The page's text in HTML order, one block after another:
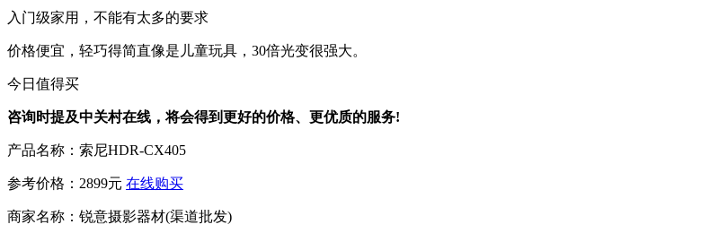
入门级家用，不能有太多的要求
价格便宜，轻巧得简直像是儿童玩具，30倍光变很强大。
今日值得买
咨询时提及中关村在线，将会得到更好的价格、更优质的服务!
产品名称： 索尼HDR-CX405
参考价格： 2899元 在线购买
商家名称： 锐意摄影器材(渠道批发)